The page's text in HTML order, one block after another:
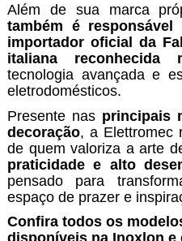
Além de sua marca
também é responsável
importador oficial da
italiana reconhecida
tecnologia avançada e
eletrodomésticos.
Presente nas principais
decoração, a Elettromec
de quem valoriza a arte
praticidade e alto
pensado para
espaço de prazer e
Confira todos os